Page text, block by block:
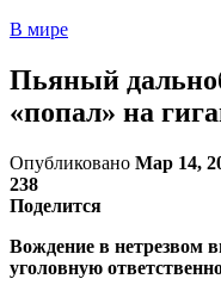
В мире
Пьяный
«попал» на
Опубликовано Мар 14,
238
Поделится
Вождение в нетрезвом
уголовную